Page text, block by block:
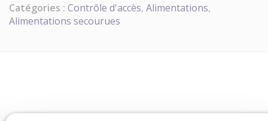
Catégories : Contrôle d'accès, Alimentations,
Alimentations secourues